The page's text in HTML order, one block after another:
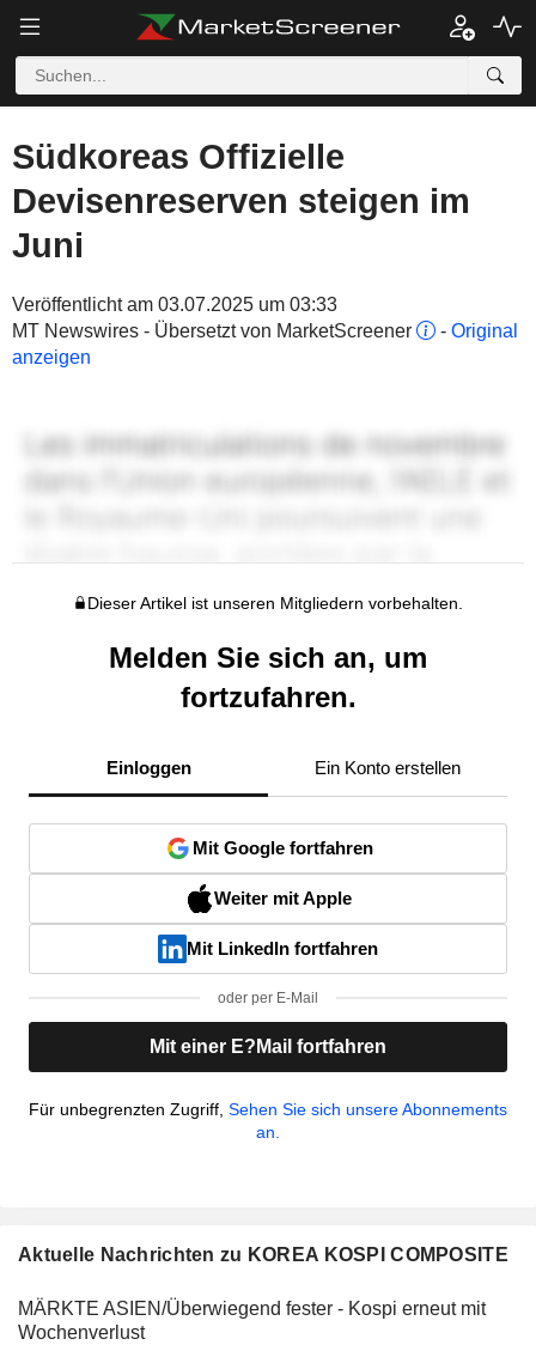
Südkoreas Offizielle
Devisenreserven steigen im
Juni
Veröffentlicht am 03.07.2025 um 03:33
MT Newswires - Übersetzt von MarketScreener
- Original
anzeigen
Dieser Artikel ist unseren Mitgliedern vorbehalten.
Melden Sie sich an, um
fortzufahren.
Einloggen Ein Konto erstellen
Mit Google fortfahren
Weiter mit Apple
Mit LinkedIn fortfahren
oder per E-Mail
Mit einer E?Mail fortfahren
Für unbegrenzten Zugriff, Sehen Sie sich unsere Abonnements
an.
Aktuelle Nachrichten zu KOREA KOSPI COMPOSITE
MÄRKTE ASIEN/Überwiegend fester - Kospi erneut mit
Wochenverlust